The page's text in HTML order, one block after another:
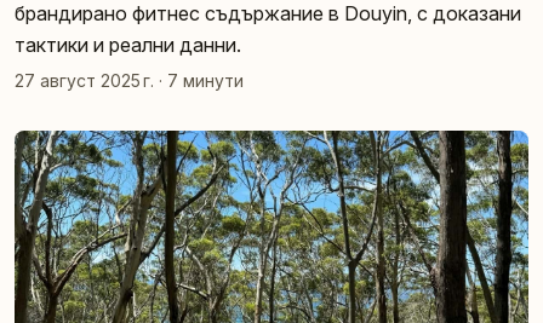
брандирано фитнес съдържание в Douyin, с доказани
тактики и реални данни.
27 август 2025 г. · 7 минути